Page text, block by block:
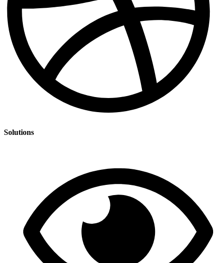
Solutions